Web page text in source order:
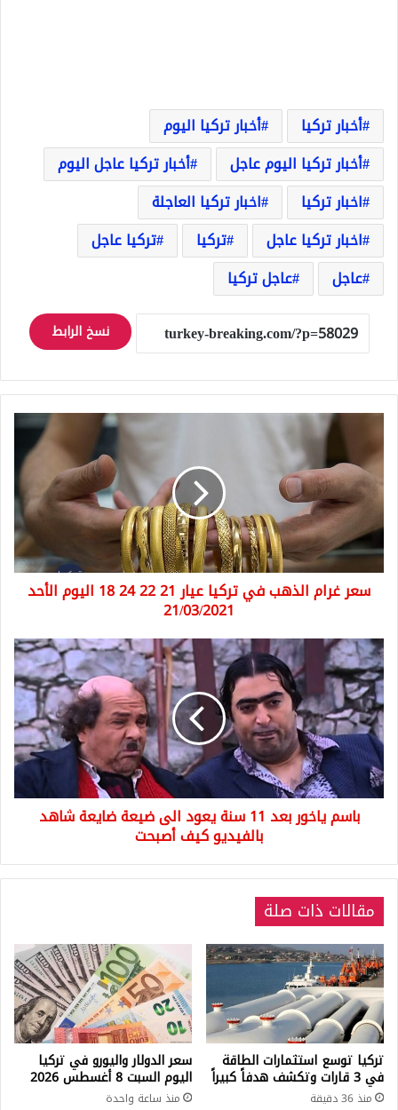
أخبار تركيا
أخبار تركيا اليوم
أخبار تركيا اليوم عاجل
أخبار تركيا عاجل اليوم
اخبار تركيا
اخبار تركيا العاجلة
اخبار تركيا عاجل
تركيا
تركيا عاجل
عاجل
عاجل تركيا
نسخ الرابط
غرام
الذهب
في
تركيا
عيار
21
22
24
21/03/2021
سعر غرام الذهب في تركيا عيار 21 22 24 18 اليوم الأحد
21/03/2021
باسم
ياخور
بعد
11
سنة
يعود
الى
ضيعة
ضايعة
شاهد
أصبحت
باسم ياخور بعد 11 سنة يعود الى ضيعة ضايعة شاهد
بالفيديو كيف أصبحت
مقالات ذات صلة
تركيا توسع استثمارات الطاقة
في 3 قارات وتكشف هدفاً كبيراً
منذ 36 دقيقة
سعر الدولار واليورو في تركيا
اليوم السبت 8 أغسطس 2026
منذ ساعة واحدة